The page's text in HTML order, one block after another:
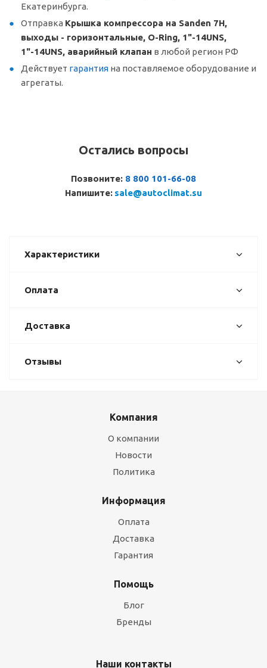
Екатеринбурга.
Отправка Крышка компрессора на Sanden 7Н,
выходы - горизонтальные, O-Ring, 1"-14UNS,
1"-14UNS, аварийный клапан в любой регион РФ
Действует гарантия на поставляемое оборудование и
агрегаты.
Остались вопросы
Позвоните: 8 800 101-66-08
Напишите: sale@autoclimat.su
Характеристики
Оплата
Доставка
Отзывы
Компания
О компании
Новости
Политика
Информация
Оплата
Доставка
Гарантия
Помощь
Блог
Бренды
Наши контакты